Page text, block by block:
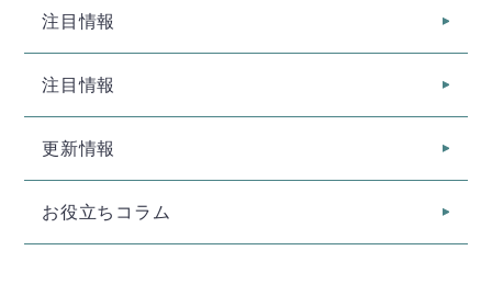
注目情報
注目情報
更新情報
お役立ちコラム